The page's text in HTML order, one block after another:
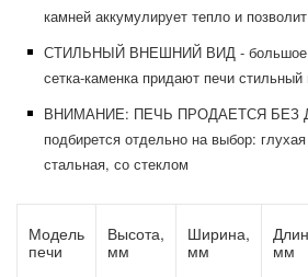
камней аккумулирует тепло и
СТИЛЬНЫЙ ВНЕШНИЙ ВИД -
сетка-каменка придают печи
ВНИМАНИЕ: ПЕЧЬ ПРОДАЕТСЯ БЕЗ
подбирется отдельно на выбор:
стальная, со стеклом
Модель
печи
Высота,
мм
Ширина,
мм
мм